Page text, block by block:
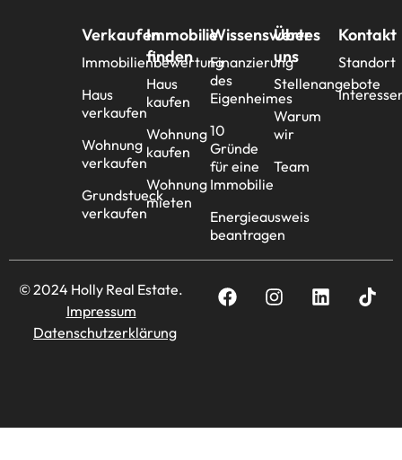
Verkaufen
Immobilienbewertung
Haus
verkaufen
Wohnung
verkaufen
Grundstueck
verkaufen
Immobilie
finden
Haus
kaufen
Wohnung
kaufen
Wohnung
mieten
Wissenswertes
Finanzierung
des
Eigenheimes
10
Gründe
für eine
Immobilie
Energieausweis
beantragen
Über
uns
Stellenangebote
Warum
wir
Team
Kontakt
Standort
© 2024 Holly Real Estate.
Impressum
Datenschutzerklärung